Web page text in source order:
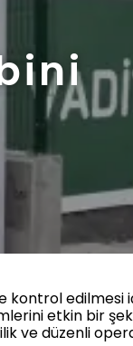
kontrol edilmesi
etkin bir
ve düzenli